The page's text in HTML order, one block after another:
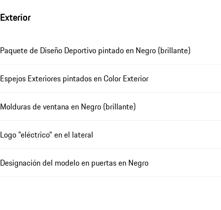
Exterior
Paquete de Diseño Deportivo pintado en Negro (brillante)
Espejos Exteriores pintados en Color Exterior
Molduras de ventana en Negro (brillante)
Logo "eléctrico" en el lateral
Designación del modelo en puertas en Negro